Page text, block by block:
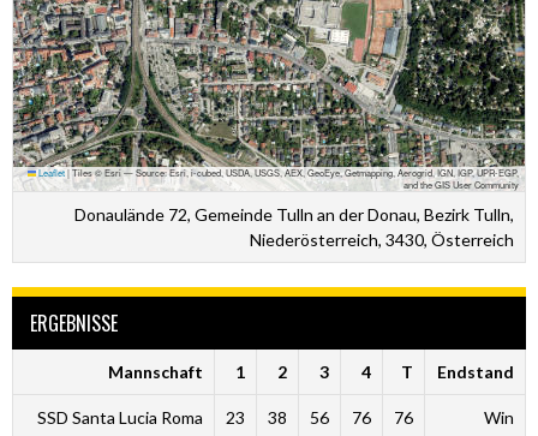
Leaflet|Tiles © Esri — Source: Esri, i-cubed, USDA, USGS, AEX, GeoEye, Getmapping, Aerogrid, IGN, IGP, UPR-EGP,
and the GIS User Community
Donaulände 72, Gemeinde Tulln an der Donau, Bezirk Tulln,
Niederösterreich, 3430, Österreich
ERGEBNISSE
Mannschaft 1 2 3 4 T Endstand
SSD Santa Lucia Roma 23 38 56 76 76 Win